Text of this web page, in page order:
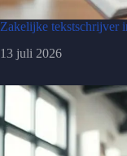
Zakelijke tekstschrijver
13 juli 2026